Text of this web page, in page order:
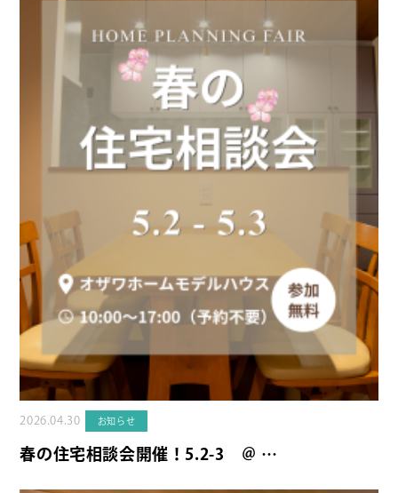
2026.04.30 お知らせ
春の住宅相談会開催！5.2-3 ＠ …